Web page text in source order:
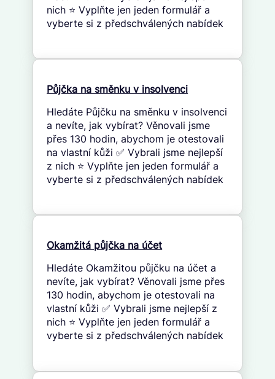
nich ⭐ Vyplňte jen jeden formulář a
vyberte si z předschválených nabídek
Půjčka na směnku v insolvenci
Hledáte Půjčku na směnku v insolvenci
a nevíte, jak vybírat? Věnovali jsme
přes 130 hodin, abychom je otestovali
na vlastní kůži ✅ Vybrali jsme nejlepší
z nich ⭐ Vyplňte jen jeden formulář a
vyberte si z předschválených nabídek
Okamžitá půjčka na účet
Hledáte Okamžitou půjčku na účet a
nevíte, jak vybírat? Věnovali jsme přes
130 hodin, abychom je otestovali na
vlastní kůži ✅ Vybrali jsme nejlepší z
nich ⭐ Vyplňte jen jeden formulář a
vyberte si z předschválených nabídek